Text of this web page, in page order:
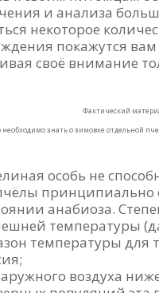
и анализа
некоторое
покажутся
своё внимание
Фактический
необходимо знать о зимовке отдельной
особь не
принципиально
анабиоза.
температуры
температуры для
воздуха